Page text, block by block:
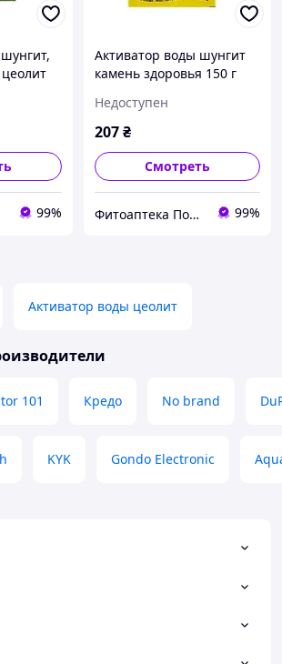
99%
Активатор воды шунгит
камень здоровья 150 г
Недоступен
207₴
Смотреть
Фитоаптека Подарки Природы 99%
Активатор воды цеолит
101 Кредо No brand
KYK Gondo Electronic